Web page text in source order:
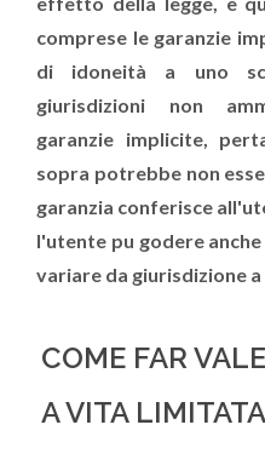
comprese le garanzie
di idoneità a uno
giurisdizioni non
garanzie implicite,
sopra potrebbe non
garanzia conferisce
l'utente pu godere
variare da giurisdizione
COME FAR
A VITA